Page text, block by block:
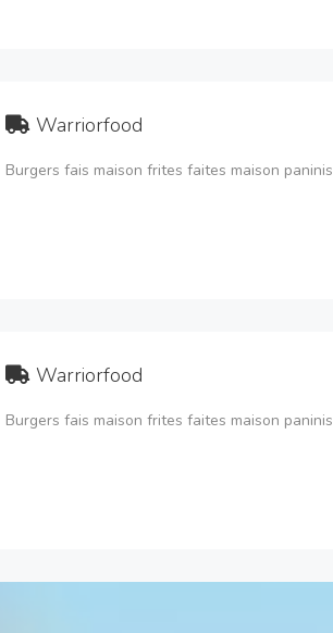
Warriorfood
Burgers fais maison frites faites maison
Warriorfood
Burgers fais maison frites faites maison